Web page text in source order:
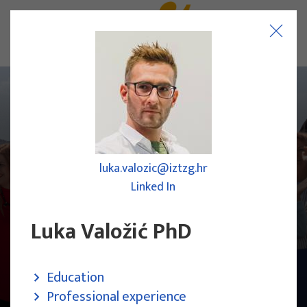
Research Team
luka.valozic@iztzg.hr
Linked In
Luka Valožić PhD
Education
Professional experience